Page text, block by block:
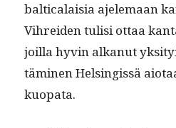
balti­calaisia ajele­maan
Vihrei­den tulisi ottaa
joil­la hyvin alka­nut
tämi­nen Helsingis­sä
kuopata.